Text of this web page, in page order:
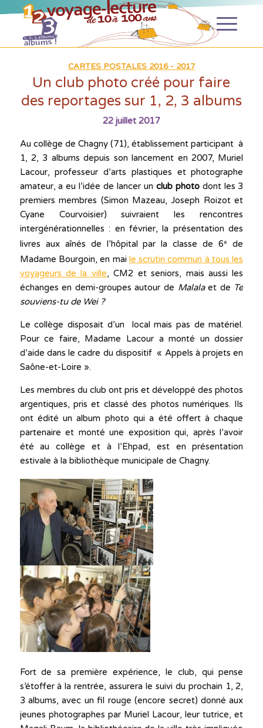
CARTES POSTALES 2016 - 2017
Un club photo créé pour faire
des reportages sur 1, 2, 3 albums
22 juillet 2017
Au collège de Chagny (71), établissement participant à
1, 2, 3 albums depuis son lancement en 2007, Muriel
Lacour, professeur d’arts plastiques et photographe
amateur, a eu l’idée de lancer un club photo dont les 3
premiers membres (Simon Mazeau, Joseph Roizot et
Cyane Courvoisier) suivraient les rencontres
intergénérationnelles : en février, la présentation des
livres aux aînés de l’hôpital par la classe de 6e
de
Madame Bourgoin, en mai le scrutin commun à tous les
voyageurs de la ville, CM2 et seniors, mais aussi les
échanges en demi-groupes autour de Malalaet de Te
souviens-tu de Wei ?
Le collège disposait d’un local mais pas de matériel.
Pour ce faire, Madame Lacour a monté un dossier
d’aide dans le cadre du dispositif « Appels à projets en
Saône-et-Loire ».
Les membres du club ont pris et développé des photos
argentiques, pris et classé des photos numériques. Ils
ont édité un album photo qui a été offert à chaque
partenaire et monté une exposition qui, après l’avoir
été au collège et à l’Ehpad, est en présentation
estivale à la bibliothèque municipale de Chagny.
Fort de sa première expérience, le club, qui pense
s’étoffer à la rentrée, assurera le suivi du prochain 1, 2,
3 albums, avec un fil rouge (encore secret) donné aux
jeunes photographes par Muriel Lacour, leur tutrice, et